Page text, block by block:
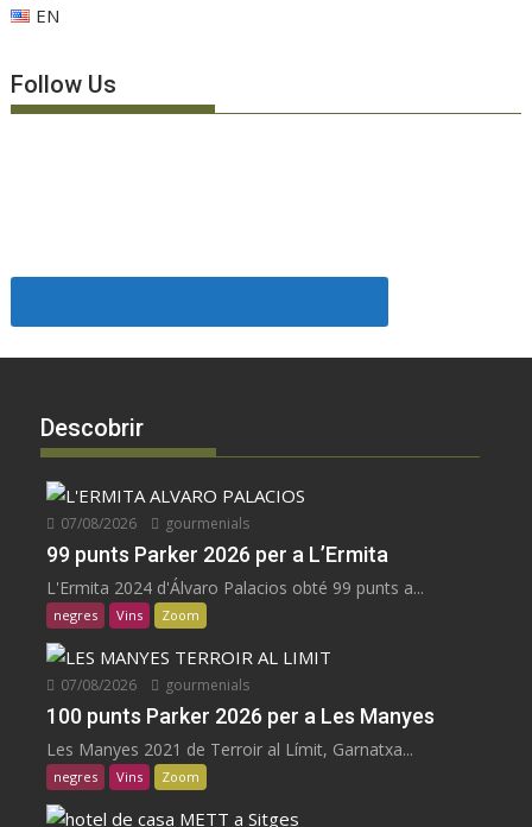
EN
Follow Us
Descobrir
07/08/2026 gourmenials
99 punts Parker 2026 per a L’Ermita
L'Ermita 2024 d'Álvaro Palacios obté 99 punts a...
negres Vins Zoom
07/08/2026 gourmenials
100 punts Parker 2026 per a Les Manyes
Les Manyes 2021 de Terroir al Límit, Garnatxa...
negres Vins Zoom